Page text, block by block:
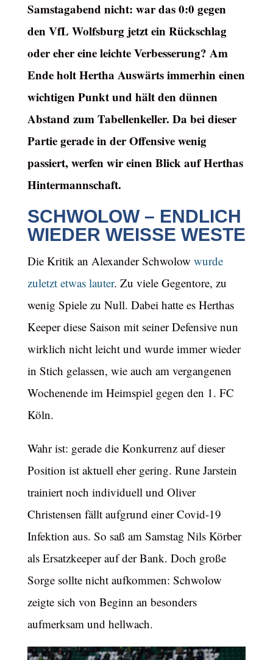
Samstagabend nicht: war das 0:0 gegen
den VfL Wolfsburg jetzt ein Rückschlag
oder eher eine leichte Verbesserung? Am
Ende holt Hertha Auswärts immerhin einen
wichtigen Punkt und hält den dünnen
Abstand zum Tabellenkeller. Da bei dieser
Partie gerade in der Offensive wenig
passiert, werfen wir einen Blick auf Herthas
Hintermannschaft.
SCHWOLOW – ENDLICH
WIEDER WEISSE WESTE
Die Kritik an Alexander Schwolow wurde
zuletzt etwas lauter. Zu viele Gegentore, zu
wenig Spiele zu Null. Dabei hatte es Herthas
Keeper diese Saison mit seiner Defensive nun
wirklich nicht leicht und wurde immer wieder
in Stich gelassen, wie auch am vergangenen
Wochenende im Heimspiel gegen den 1. FC
Köln.
Wahr ist: gerade die Konkurrenz auf dieser
Position ist aktuell eher gering. Rune Jarstein
trainiert noch individuell und Oliver
Christensen fällt aufgrund einer Covid-19
Infektion aus. So saß am Samstag Nils Körber
als Ersatzkeeper auf der Bank. Doch große
Sorge sollte nicht aufkommen: Schwolow
zeigte sich von Beginn an besonders
aufmerksam und hellwach.